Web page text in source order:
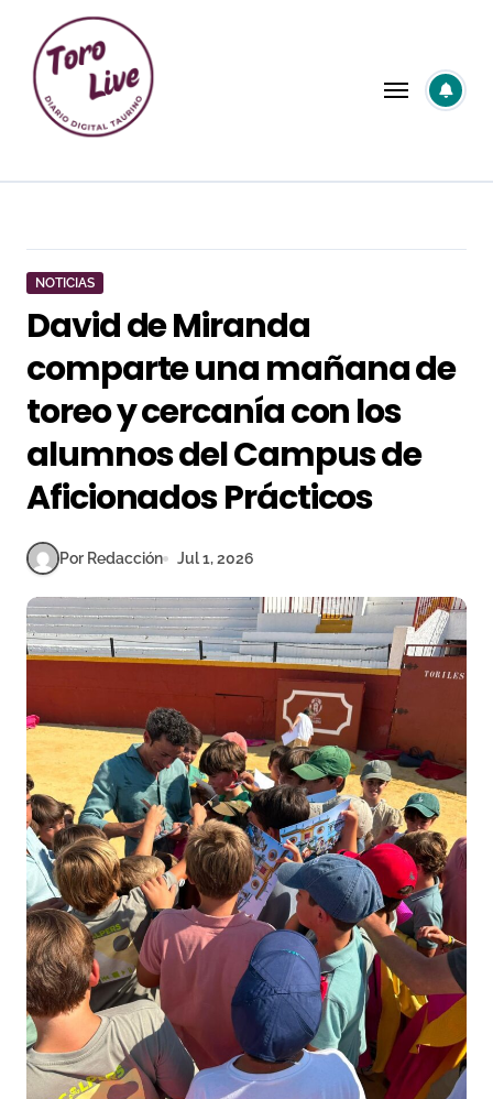
contenido
NOTICIAS
David de Miranda
comparte una mañana de
toreo y cercanía con los
alumnos del Campus de
Aficionados Prácticos
Por Redacción Jul 1, 2026